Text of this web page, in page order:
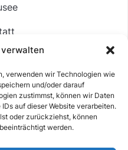
verwenden wir Technologien wie
und/oder darauf
zustimmst, können wir Daten
auf dieser Website verarbeiten.
oder zurückziehst, können
werden.
See